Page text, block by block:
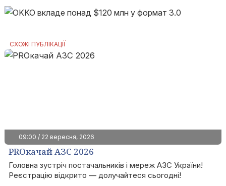
СХОЖІ ПУБЛІКАЦІЇ
09:00 / 22 вересня, 2026
PROкачай АЗС 2026
Головна зустріч постачальників і мереж АЗС України!
Реєстрацію відкрито — долучайтеся сьогодні!